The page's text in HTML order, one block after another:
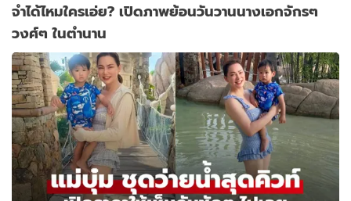
จำได้ไหมใครเอ่ย? เปิดภาพย้อนวันวานนางเอกจักรๆ
วงศ์ๆ ในตำนาน